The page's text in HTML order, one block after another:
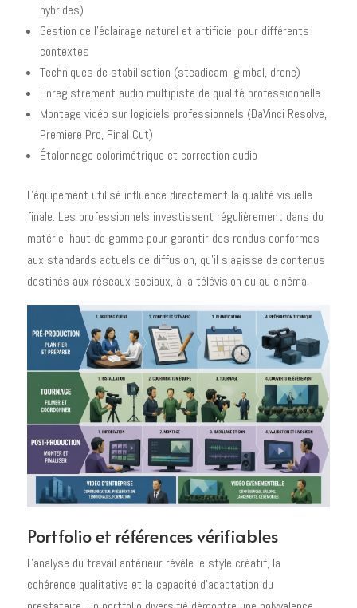
hybrides)
Gestion de l'éclairage naturel et artificiel pour différents
contextes
Techniques de stabilisation (steadicam, gimbal, drone)
Enregistrement audio multipiste de qualité professionnelle
Montage vidéo sur logiciels professionnels (DaVinci Resolve,
Premiere Pro, Final Cut)
Étalonnage colorimétrique et correction audio
L'équipement utilisé influence directement la qualité visuelle
finale. Les professionnels investissent régulièrement dans du
matériel haut de gamme pour garantir des rendus conformes
aux standards actuels de diffusion, qu'il s'agisse de contenus
destinés aux réseaux sociaux, à la télévision ou au cinéma.
Portfolio et références vérifiables
L'analyse du travail antérieur révèle le style créatif, la
cohérence qualitative et la capacité d'adaptation du